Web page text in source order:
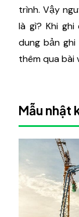
trình. Vậy
là gì? Khi
dung bản
thêm qua
Mẫu nhật